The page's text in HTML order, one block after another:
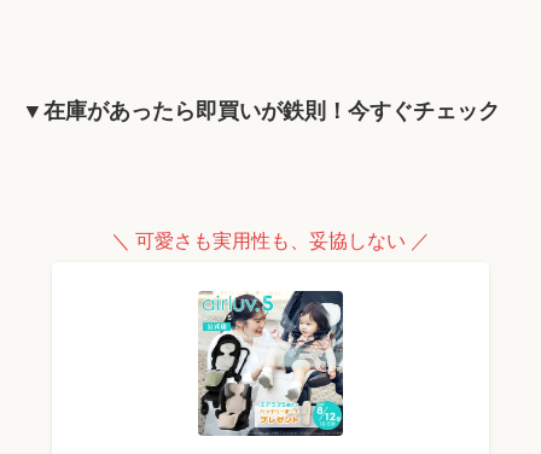
▼在庫があったら即買いが鉄則！今すぐチェック
＼ 可愛さも実用性も、妥協しない ／